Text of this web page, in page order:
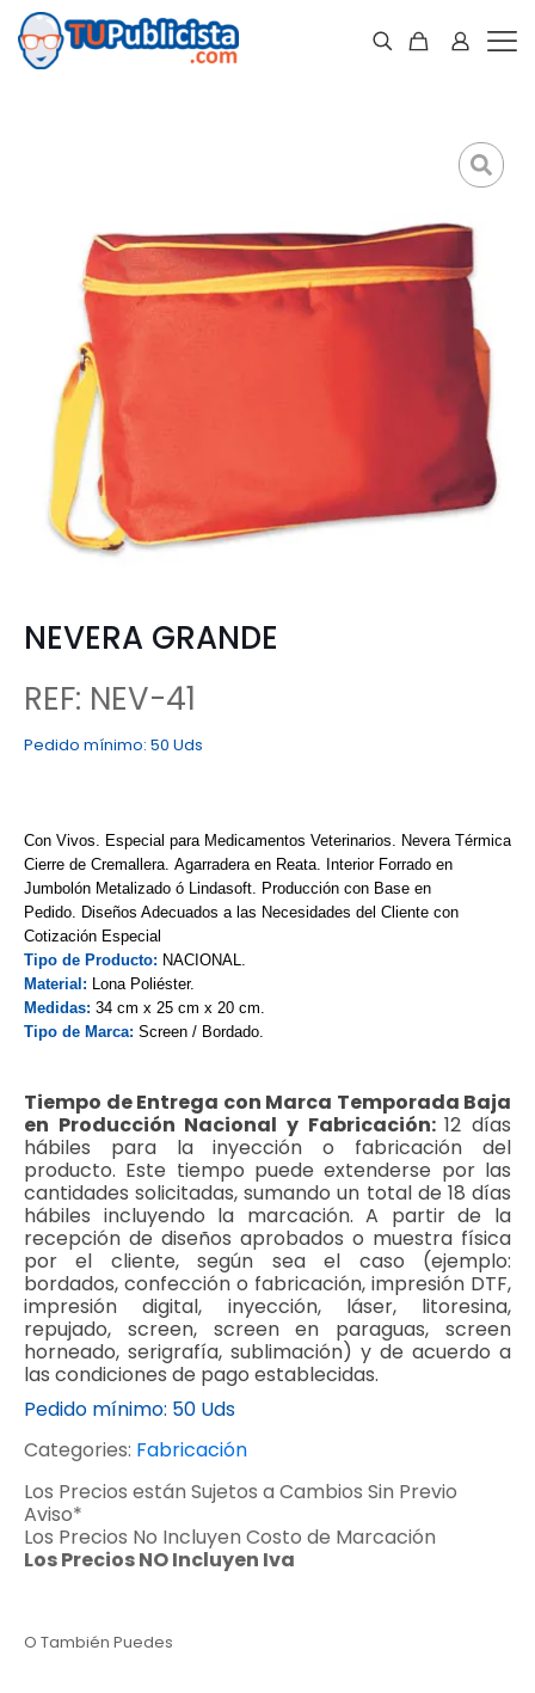
NEVERA GRANDE
REF: NEV-41
Pedido mínimo: 50 Uds
Con Vivos. Especial para Medicamentos Veterinarios. Nevera Térmica
Cierre de Cremallera. Agarradera en Reata. Interior Forrado en
Jumbolón Metalizado ó Lindasoft. Producción con Base en
Pedido. Diseños Adecuados a las Necesidades del Cliente con
Cotización Especial
Tipo de Producto: NACIONAL.
Material: Lona Poliéster.
Medidas: 34 cm x 25 cm x 20 cm.
Tipo de Marca: Screen / Bordado.
Tiempo de Entrega con Marca Temporada Baja
en Producción Nacional y Fabricación:12 días
hábiles para la inyección o fabricación del
producto. Este tiempo puede extenderse por las
cantidades solicitadas, sumando un total de 18 días
hábiles incluyendo la marcación. A partir de la
recepción de diseños aprobados o muestra física
por el cliente, según sea el caso (ejemplo:
bordados, confección o fabricación, impresión DTF,
impresión digital, inyección, láser, litoresina,
repujado, screen, screen en paraguas, screen
horneado, serigrafía, sublimación) y de acuerdo a
las condiciones de pago establecidas.
Pedido mínimo: 50 Uds
Categories: Fabricación
Los Precios están Sujetos a Cambios Sin Previo
Aviso*
Los Precios No Incluyen Costo de Marcación
Los Precios NO Incluyen Iva
O También Puedes